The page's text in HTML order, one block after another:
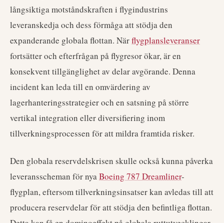
långsiktiga motståndskraften i flygindustrins
leveranskedja och dess förmåga att stödja den
expanderande globala flottan. Närflygplansleveranser
fortsätter och efterfrågan på flygresor ökar, är en
konsekvent tillgänglighet av delar avgörande. Denna
incident kan leda till en omvärdering av
lagerhanteringsstrategier och en satsning på större
vertikal integration eller diversifiering inom
tillverkningsprocessen för att mildra framtida risker.
Den globala reservdelskrisen skulle också kunna påverka
leveransscheman för nyaBoeing 787 Dreamliner-
flygplan, eftersom tillverkningsinsatser kan avledas till att
producera reservdelar för att stödja den befintliga flottan.